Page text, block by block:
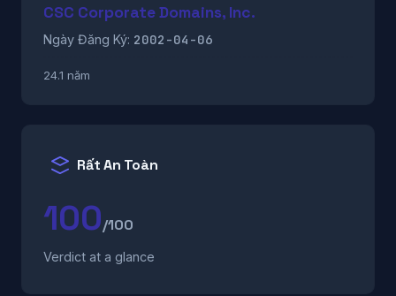
CSC Corporate Domains, Inc.
Ngày Đăng Ký: 2002-04-06
24.1 năm
Rất An Toàn
100/100
Verdict at a glance